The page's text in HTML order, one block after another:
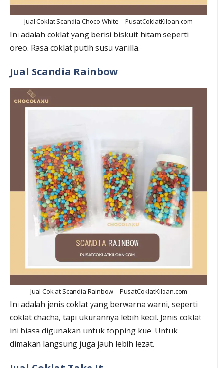
Jual Coklat Scandia Choco White – PusatCoklatKiloan.com
Ini adalah coklat yang berisi biskuit hitam seperti
oreo. Rasa coklat putih susu vanilla.
Jual Scandia Rainbow
Jual Coklat Scandia Rainbow – PusatCoklatKiloan.com
Ini adalah jenis coklat yang berwarna warni, seperti
coklat chacha, tapi ukurannya lebih kecil. Jenis coklat
ini biasa digunakan untuk topping kue. Untuk
dimakan langsung juga jauh lebih lezat.